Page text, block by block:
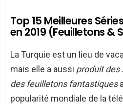
Top 15 Meilleures
en 2019 (Feuilletons &
La Turquie est un lieu de
mais elle a aussi produit des
des feuilletons fantastiques
popularité mondiale de la